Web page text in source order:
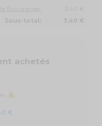
fluo orange:
3,40 €
Sous-total:
3,40 €
achetés
€